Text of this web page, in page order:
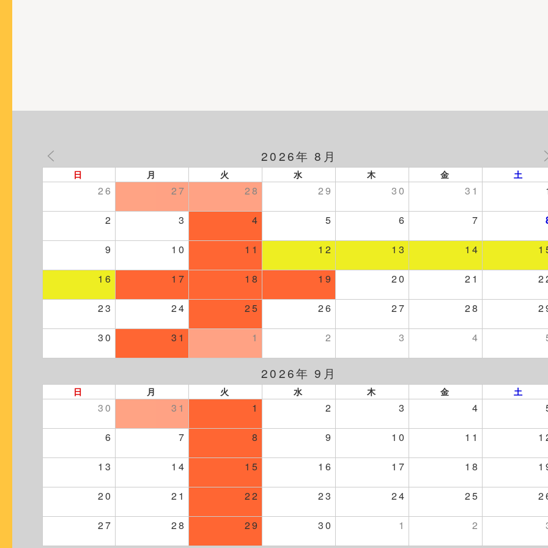
2026年 8月
日 月 火 水 木 金 土
26 27 28 29 30 31
2 3 4 5 6 7
9 10 11 12 13 14
16 17 18 19 20 21
23 24 25 26 27 28
30 31 1 2 3 4
2026年 9月
日 月 火 水 木 金 土
30 31 1 2 3 4
6 7 8 9 10 11
13 14 15 16 17 18
20 21 22 23 24 25
27 28 29 30 1 2